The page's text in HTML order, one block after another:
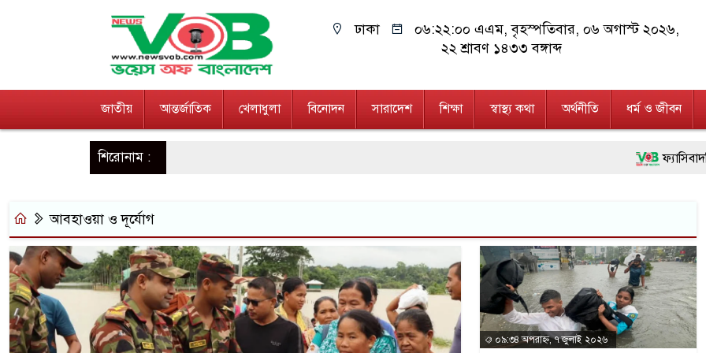
ঢাকা ০৬:২২:০১ এএম, বৃহস্পতিবার, ০৬ অগাস্ট ২০২৬,
২২ শ্রাবণ ১৪৩৩ বঙ্গাব্দ
জাতীয় আন্তর্জাতিক খেলাধুলা বিনোদন সারাদেশ শিক্ষা স্বাস্থ্য কথা অর্থনীতি ধর্ম ও জীবন
শিরোনাম : ফ্যাসিবাদবিরোধী
জনগণ পরিবর্তন
২৮ লাখ টাকার
নেতৃত্ব ও গণতন্ত্রের
অবৈধ বিদেশি
আবহাওয়া ও দূর্যোগ
০৯:৩৪ অপরাহ্ন, ৭ জুলাই ২০২৬